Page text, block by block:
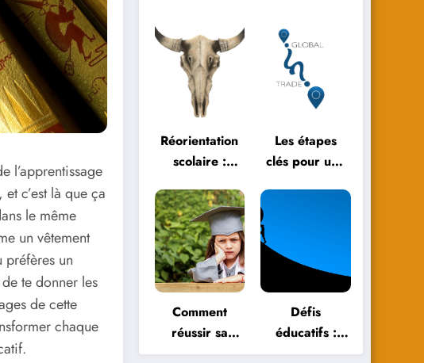
l’apprentissage
c’est là que ça
le même
un vêtement
un
te donner les
de cette
chaque
d’année réussi
moderne
Réorientation
scolaire :
et parcours
inspirants
Les étapes
clés pour une
Comment
réussir sa
réorientation
Défis
éducatifs :
Comment les